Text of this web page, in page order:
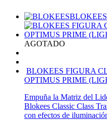
BLOKEES
AGOTADO
BLOKEES FIGURA
OPTIMUS PRIME
Empuña la Matriz del
Blokees Classic Class
con efectos de